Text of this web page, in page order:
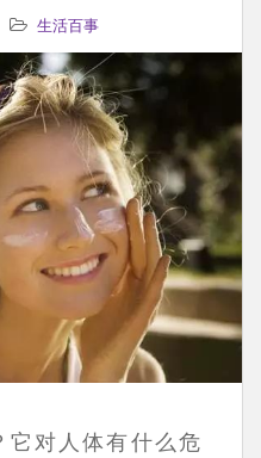
生活百事
对人体有什么危